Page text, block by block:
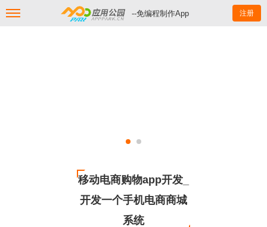
--免编程制作App 注册
移动电商购物app开发_
开发一个手机电商商城
系统